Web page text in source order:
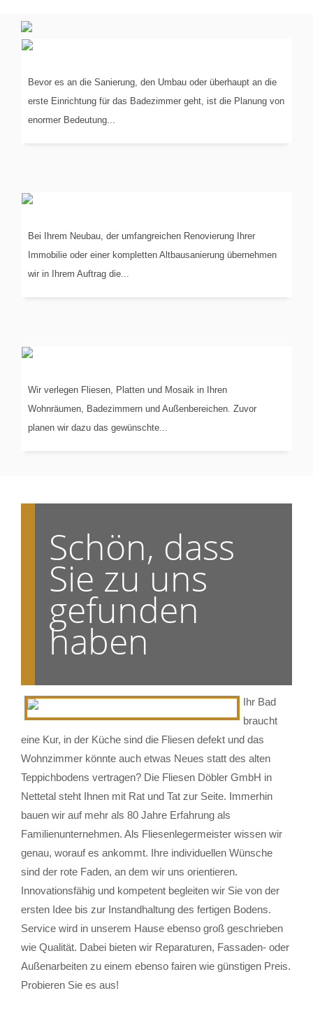
PLANUNGIN 3-D
Bevor es an die Sanierung, den Umbau oder überhaupt an die
erste Einrichtung für das Badezimmer geht, ist die Planung von
enormer Bedeutung...
KOORDINIERUNGDER GEWERKE
Bei Ihrem Neubau, der umfangreichen Renovierung Ihrer
Immobilie oder einer kompletten Altbausanierung übernehmen
wir in Ihrem Auftrag die...
VERLEGUNGVON...
Wir verlegen Fliesen, Platten und Mosaik in Ihren
Wohnräumen, Badezimmern und Außenbereichen. Zuvor
planen wir dazu das gewünschte...
Schön, dass
Sie zu uns
gefunden
haben
Ihr Bad
braucht
eine Kur, in der Küche sind die Fliesen defekt und das
Wohnzimmer könnte auch etwas Neues statt des alten
Teppichbodens vertragen? Die Fliesen Döbler GmbH in
Nettetal steht Ihnen mit Rat und Tat zur Seite. Immerhin
bauen wir auf mehr als 80 Jahre Erfahrung als
Familienunternehmen. Als Fliesenlegermeister wissen wir
genau, worauf es ankommt. Ihre individuellen Wünsche
sind der rote Faden, an dem wir uns orientieren.
Innovationsfähig und kompetent begleiten wir Sie von der
ersten Idee bis zur Instandhaltung des fertigen Bodens.
Service wird in unserem Hause ebenso groß geschrieben
wie Qualität. Dabei bieten wir Reparaturen, Fassaden- oder
Außenarbeiten zu einem ebenso fairen wie günstigen Preis.
Probieren Sie es aus!